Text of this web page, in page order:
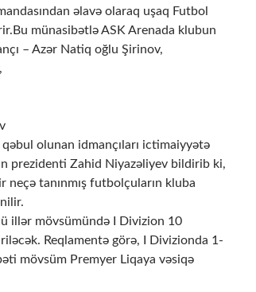
əlavə olaraq uşaq Futbol
münasibətlə ASK Arenada klubun
– Azər Natiq oğlu Şirinov,
olunan idmançıları ictimaiyyətə
prezidenti Zahid Niyazəliyev bildirib ki,
neçə tanınmış futbolçuların kluba
illər mövsümündə I Divizion 10
Reqlamentə görə, I Divizionda 1-
mövsüm Premyer Liqaya vəsiqə